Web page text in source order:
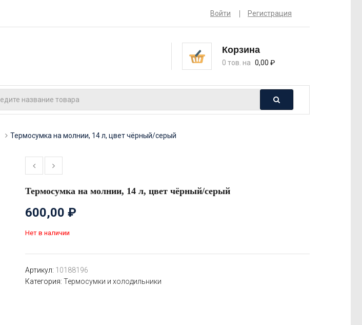
Войти Регистрация
Корзина
0 тов. на 0,00 ₽
Термосумка на молнии, 14 л, цвет чёрный/серый
Термосумка на молнии, 14 л, цвет чёрный/серый
600,00 ₽
Нет в наличии
Артикул: 10188196
Категория: Термосумки и холодильники